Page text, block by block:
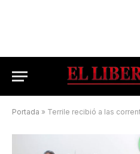
Portada » Terrile recibió a las